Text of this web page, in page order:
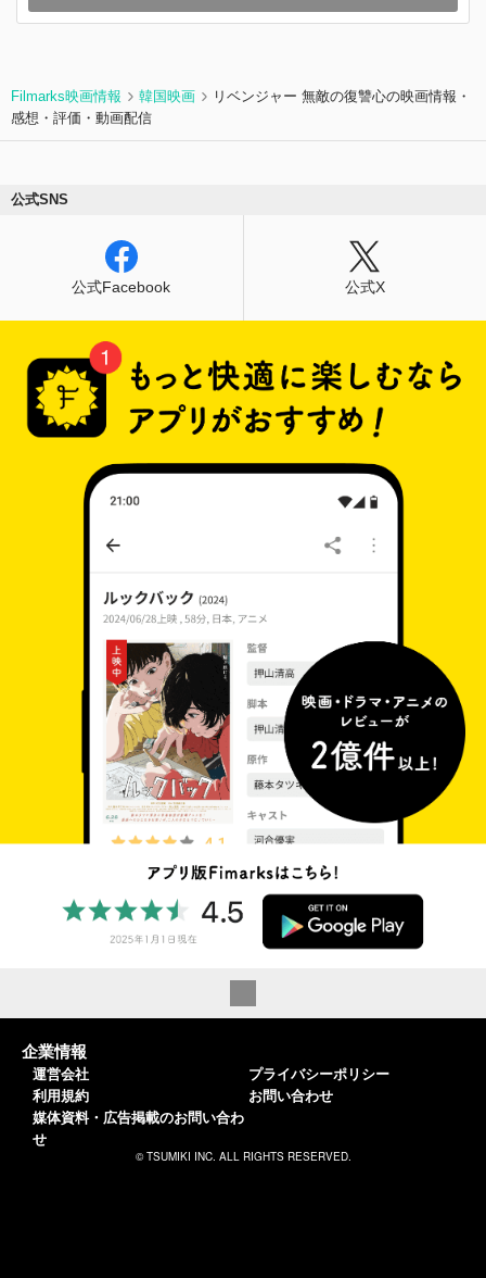
Filmarks映画情報 韓国映画
リベンジャー 無敵の復讐心の映画情報・
感想・評価・動画配信
公式SNS
公式Facebook 公式X
企業情報
運営会社
利用規約
媒体資料・広告掲載のお問い合わ
せ
プライバシーポリシー
お問い合わせ
© TSUMIKI INC. ALL RIGHTS RESERVED.